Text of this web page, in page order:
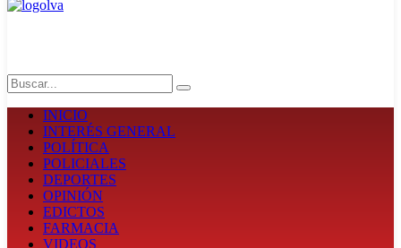
INICIO
INTERÉS GENERAL
POLÍTICA
POLICIALES
DEPORTES
OPINIÓN
EDICTOS
FARMACIA
VIDEOS